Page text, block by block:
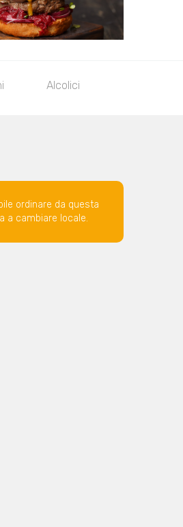
Alcolici
ordinare da questa
a cambiare locale.